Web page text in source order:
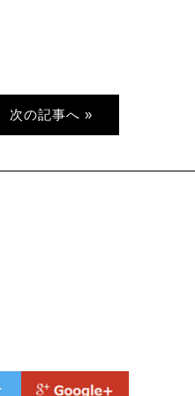
次の記事へ »